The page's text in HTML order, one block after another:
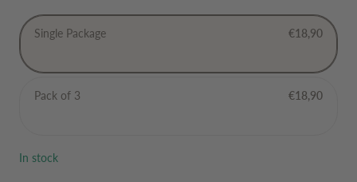
Single Package €18,90
Pack of 3 €18,90
In stock